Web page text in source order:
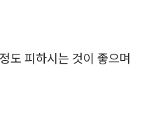
도 피하시는 것이 좋으며